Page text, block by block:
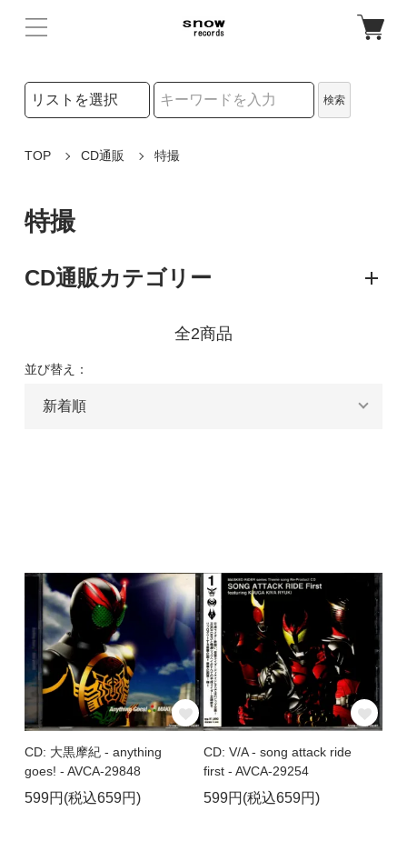
検索リストの選択
検索
TOP CD通販 特撮
特撮
CD通販カテゴリー
全2商品
並び替え：
CD: 大黒摩紀 - anything
goes! - AVCA-29848
599円(税込659円)
CD: V/A - song attack ride
first - AVCA-29254
599円(税込659円)